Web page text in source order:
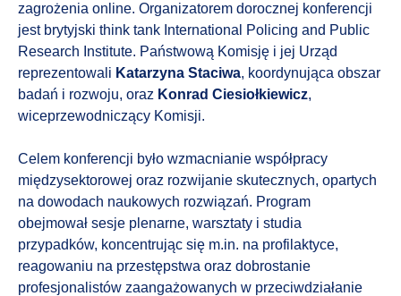
zagrożenia online. Organizatorem dorocznej konferencji
jest brytyjski think tank International Policing and Public
Research Institute. Państwową Komisję i jej Urząd
reprezentowali Katarzyna Staciwa, koordynująca obszar
badań i rozwoju, oraz Konrad Ciesiołkiewicz,
wiceprzewodniczący Komisji.
Celem konferencji było wzmacnianie współpracy
międzysektorowej oraz rozwijanie skutecznych, opartych
na dowodach naukowych rozwiązań. Program
obejmował sesje plenarne, warsztaty i studia
przypadków, koncentrując się m.in. na profilaktyce,
reagowaniu na przestępstwa oraz dobrostanie
profesjonalistów zaangażowanych w przeciwdziałanie